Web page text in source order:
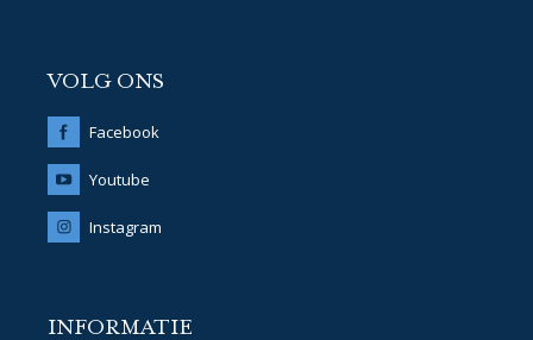
VOLG ONS
Facebook
Youtube
Instagram
INFORMATIE